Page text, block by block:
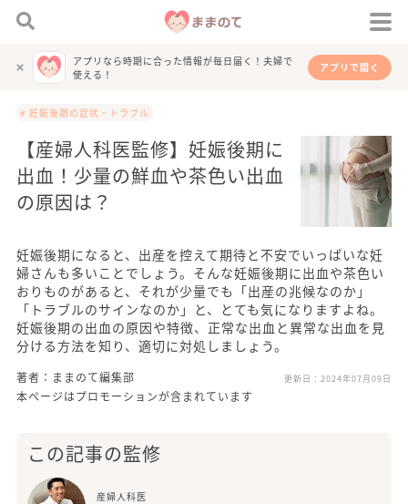
アプリなら時期に合った情報が毎日届く！夫婦で
使える！
アプリで開く
# 妊娠後期の症状・トラブル
【産婦人科医監修】妊娠後期に
出血！少量の鮮血や茶色い出血
の原因は？
妊娠後期になると、出産を控えて期待と不安でいっぱいな妊
婦さんも多いことでしょう。そんな妊娠後期に出血や茶色い
おりものがあると、それが少量でも「出産の兆候なのか」
「トラブルのサインなのか」と、とても気になりますよね。
妊娠後期の出血の原因や特徴、正常な出血と異常な出血を見
分ける方法を知り、適切に対処しましょう。
著者：ままのて編集部 更新日： 2024年07月09日
本ページはプロモーションが含まれています
この記事の監修
産婦人科医